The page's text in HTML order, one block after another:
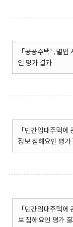
「공공주택특별
인 평가 결과
「민간임대주택
정보 침해요인 평가
「민간임대주택
보 침해요인 평가